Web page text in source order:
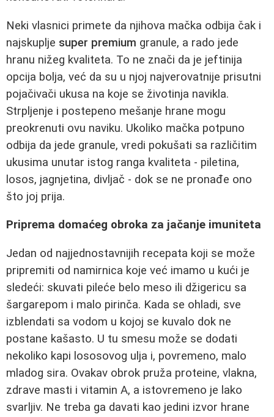
Neki vlasnici primete da njihova mačka odbija čak i
najskuplje super premium granule, a rado jede
hranu nižeg kvaliteta. To ne znači da je jeftinija
opcija bolja, već da su u njoj najverovatnije prisutni
pojačivači ukusa na koje se životinja navikla.
Strpljenje i postepeno mešanje hrane mogu
preokrenuti ovu naviku. Ukoliko mačka potpuno
odbija da jede granule, vredi pokušati sa različitim
ukusima unutar istog ranga kvaliteta - piletina,
losos, jagnjetina, divljač - dok se ne pronađe ono
što joj prija.
Priprema domaćeg obroka za jačanje imuniteta
Jedan od najjednostavnijih recepata koji se može
pripremiti od namirnica koje već imamo u kući je
sledeći: skuvati pileće belo meso ili džigericu sa
šargarepom i malo pirinča. Kada se ohladi, sve
izblendati sa vodom u kojoj se kuvalo dok ne
postane kašasto. U tu smesu može se dodati
nekoliko kapi lososovog ulja i, povremeno, malo
mladog sira. Ovakav obrok pruža proteine, vlakna,
zdrave masti i vitamin A, a istovremeno je lako
svarljiv. Ne treba ga davati kao jedini izvor hrane